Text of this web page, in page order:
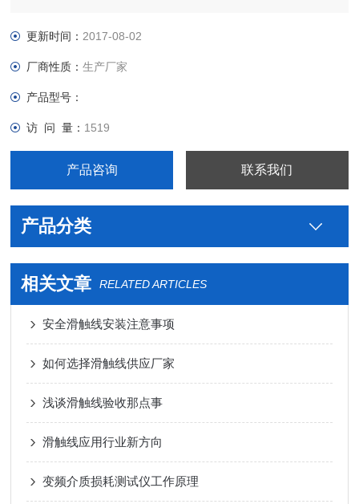
更新时间： 2017-08-02
厂商性质：生产厂家
产品型号：
访 问 量： 1519
产品咨询 联系我们
产品分类
相关文章 RELATED ARTICLES
安全滑触线安装注意事项
如何选择滑触线供应厂家
浅谈滑触线验收那点事
滑触线应用行业新方向
变频介质损耗测试仪工作原理